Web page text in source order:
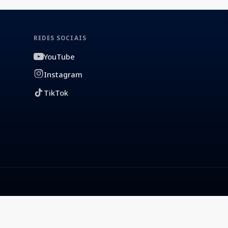
REDES SOCIAIS
YouTube
Instagram
TikTok